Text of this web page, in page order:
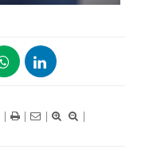
| | |
|